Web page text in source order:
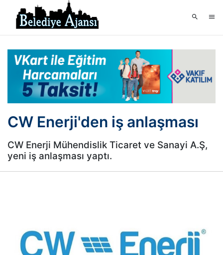
CW Enerji'den iş anlaşması
CW Enerji Mühendislik Ticaret ve Sanayi A.Ş,
yeni iş anlaşması yaptı.